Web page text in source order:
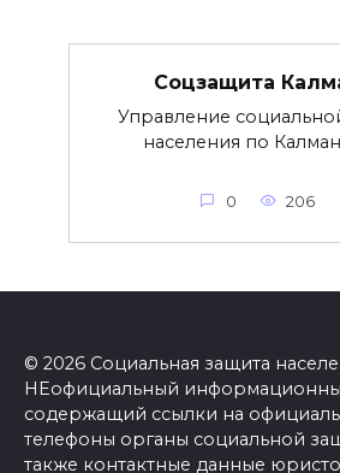
Соцзащита
Управление
населения по
0 206
© 2026 Социальная защита
НЕофициальный
содержащий ссылки на
телефоны органы социальной
также контактные данные